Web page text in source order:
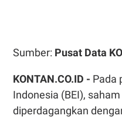
Sumber: Pusat Data
KONTAN.CO.ID - Pada
Indonesia (BEI),
diperdagangkan